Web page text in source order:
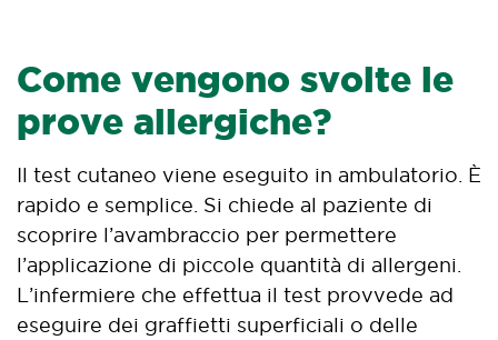
Come vengono svolte le
prove allergiche?
Il test cutaneo viene eseguito in ambulatorio. È
rapido e semplice. Si chiede al paziente di
scoprire l’avambraccio per permettere
l’applicazione di piccole quantità di allergeni.
L’infermiere che effettua il test provvede ad
eseguire dei graffietti superficiali o delle